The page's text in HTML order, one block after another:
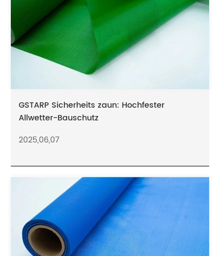
GSTARP Sicherheits zaun: Hochfester
Allwetter-Bauschutz
2025,06,07